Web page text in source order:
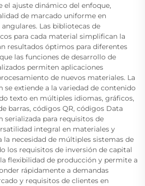
el ajuste dinámico del enfoque,
de marcado uniforme en
Las bibliotecas de
para cada material simplifican la
resultados óptimos para diferentes
las funciones de desarrollo de
permiten aplicaciones
de nuevos materiales. La
extiende a la variedad de contenido
texto en múltiples idiomas, gráficos,
barras, códigos QR, códigos Data
serializada para requisitos de
integral en materiales y
la necesidad de múltiples sistemas de
los requisitos de inversión de capital
flexibilidad de producción y permite a
rápidamente a demandas
y requisitos de clientes en